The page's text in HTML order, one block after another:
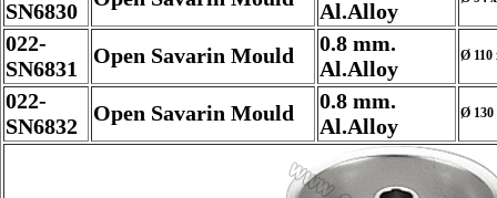
SN6830
Al.Alloy
022-
SN6831
Open Savarin Mould
0.8 mm.
Al.Alloy
Ø 110
022-
SN6832
Open Savarin Mould
0.8 mm.
Al.Alloy
Ø 130